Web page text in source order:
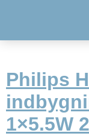
Philips
1×5.5W